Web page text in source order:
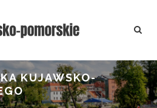
KUJAWSKO-